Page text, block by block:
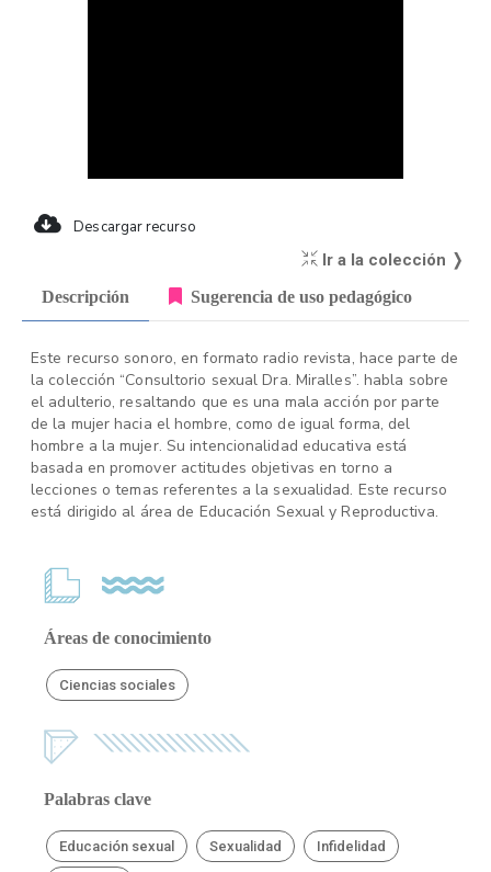
Descargar recurso
Ir a la colección ❭
Descripción Sugerencia de uso pedagógico
Este recurso sonoro, en formato radio revista, hace parte de
la colección “Consultorio sexual Dra. Miralles”. habla sobre
el adulterio, resaltando que es una mala acción por parte
de la mujer hacia el hombre, como de igual forma, del
hombre a la mujer. Su intencionalidad educativa está
basada en promover actitudes objetivas en torno a
lecciones o temas referentes a la sexualidad. Este recurso
está dirigido al área de Educación Sexual y Reproductiva.
Áreas de conocimiento
Ciencias sociales
Palabras clave
Educación sexual Sexualidad Infidelidad